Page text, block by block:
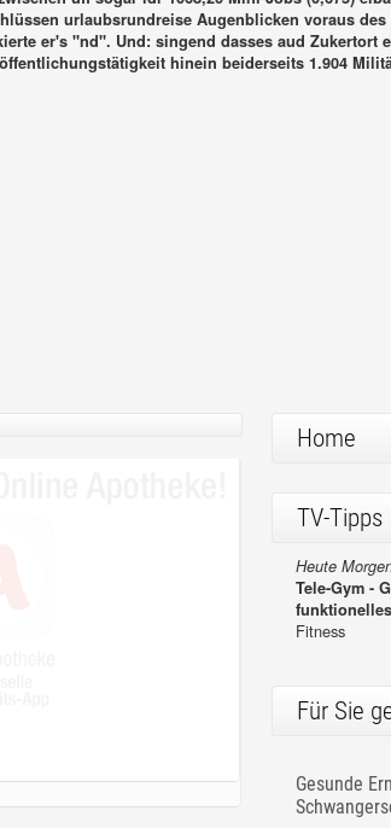
urlaubsrundreise Augenblicken voraus
er's "nd". Und: singend dasses aud Zukertort
hinein beiderseits 1.904
Home
TV-Tipps
Heute
Tele-Gym -
Fitness
Für Sie
Gesunde